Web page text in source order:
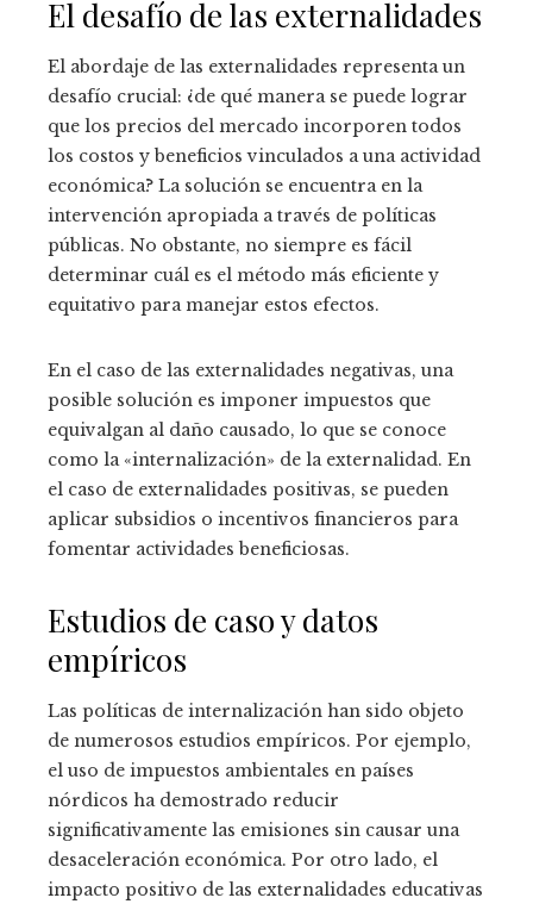
El desafío de las externalidades
El abordaje de las externalidades representa un
desafío crucial: ¿de qué manera se puede lograr
que los precios del mercado incorporen todos
los costos y beneficios vinculados a una actividad
económica? La solución se encuentra en la
intervención apropiada a través de políticas
públicas. No obstante, no siempre es fácil
determinar cuál es el método más eficiente y
equitativo para manejar estos efectos.
En el caso de las externalidades negativas, una
posible solución es imponer impuestos que
equivalgan al daño causado, lo que se conoce
como la «internalización» de la externalidad. En
el caso de externalidades positivas, se pueden
aplicar subsidios o incentivos financieros para
fomentar actividades beneficiosas.
Estudios de caso y datos
empíricos
Las políticas de internalización han sido objeto
de numerosos estudios empíricos. Por ejemplo,
el uso de impuestos ambientales en países
nórdicos ha demostrado reducir
significativamente las emisiones sin causar una
desaceleración económica. Por otro lado, el
impacto positivo de las externalidades educativas